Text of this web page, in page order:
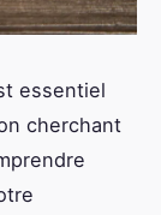
essentiel
cherchant